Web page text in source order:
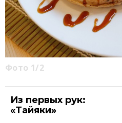
Фото 1/2
Из первых рук:
«Тайяки»